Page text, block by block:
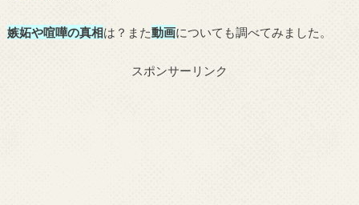
嫉妬や喧嘩の真相は？また動画についても調べてみました。
スポンサーリンク